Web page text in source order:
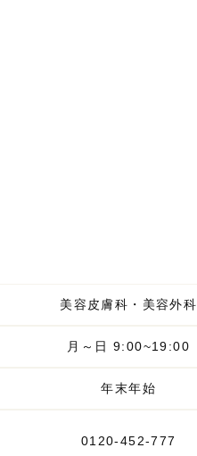
美容皮膚科・美容外科
月～日 9:00~19:00
年末年始
0120-452-777